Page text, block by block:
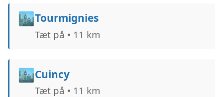
🏙️Tourmignies
Tæt på • 11 km
🏙️Cuincy
Tæt på • 11 km